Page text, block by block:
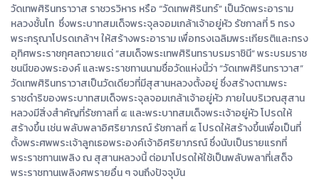
วัดเทพศิรินทราวาส ราชวรวิหาร หรือ “วัดเทพศิรินทร์” เป็นวัดพระอาราม
หลวงชั้นโท ซึ่งพระบาทสมเด็จพระจุลจอมเกล้าเจ้าอยู่หัว รัชกาลที่ 5 ทรง
พระกรุณาโปรดเกล้าฯ ให้สร้างพระอาราม เพื่อทรงเฉลิมพระเกียรติและทรง
อุทิศพระราชกุศลถวายแด่ “สมเด็จพระเทพศิรินทราบรมราชินี” พระบรมราช
ชนนีของพระองค์ และพระราชทานนามชื่อวัดแห่งนี้ว่า “วัดเทพศิรินทราวาส”
วัดเทพศิรินทราวาสเป็นวัดเดียวที่มีสุสานหลวงตั้งอยู่ ซึ่งสร้างตามพระ
ราชดำริของพระบาทสมเด็จพระจุลจอมเกล้าเจ้าอยู่หัว ภายในบริเวณสุสาน
หลวงมีสิ่งสำคัญที่รัชกาลที่ ๕ และพระบาทสมเด็จพระเจ้าอยู่หัว โปรดให้
สร้างขึ้น เช่น พลับพลาอิศริยาภรณ์ รัชกาลที่ ๕ โปรดให้สร้างขึ้นเพื่อเป็นที่
ตั้งพระศพพระเจ้าลูกเธอพระองค์เจ้าอิศริยาภรณ์ ซึ่งนับเป็นรายแรกที่
พระราชทานเพลิง ณ สุสานหลวงนี้ ต่อมาโปรดให้ใช้เป็นพลับพลาที่เสด็จ
พระราชทานเพลิงศพรายอื่น ๆ จนถึงปัจจุบัน